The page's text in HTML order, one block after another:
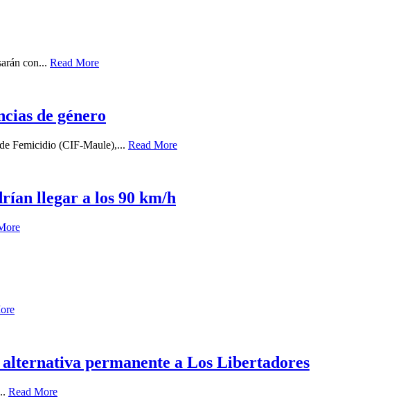
con... Read More
de género
Femicidio (CIF-Maule),... Read More
llegar a los 90 km/h
permanente a Los Libertadores
Read More